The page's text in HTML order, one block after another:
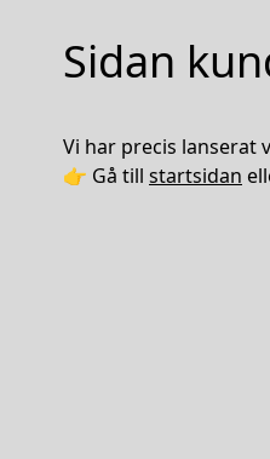
Sidan
Vi har precis lanserat
👉 Gå till startsidan